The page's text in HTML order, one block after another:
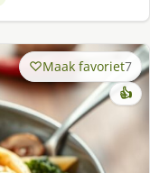
Maak favoriet7
👍